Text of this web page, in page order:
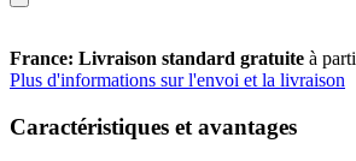
France: Livraison standard gratuite à
Plus d'informations sur l'envoi et la livraison
Caractéristiques et avantages